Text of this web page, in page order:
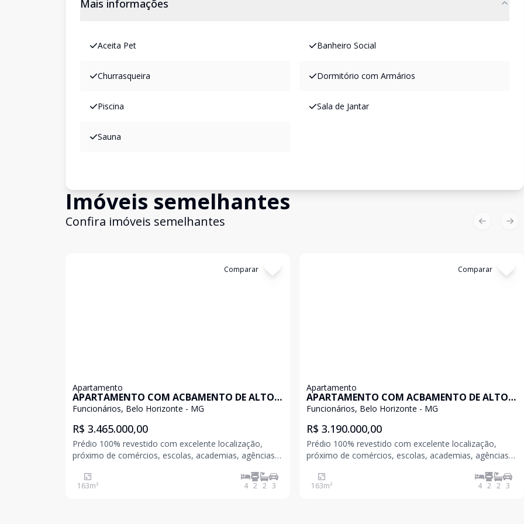
Mais informações
Aceita Pet Banheiro Social
Churrasqueira Dormitório com Armários
Piscina Sala de Jantar
Sauna
Imóveis semelhantes
Confira imóveis semelhantes
Comparar
Apartamento
APARTAMENTO COM ACBAMENTO DE ALTO
LUXO
Funcionários, Belo Horizonte - MG
R$ 3.465.000,00
Prédio 100% revestido com excelente localização,
próximo de comércios, escolas, academias, agências
mais bem localizados de Belo Horizonte, que une o
tradicional e o moderno na mesma medida. O palco
163m² 4 2 2 3
Comparar
Apartamento
APARTAMENTO COM ACBAMENTO DE ALTO
LUXO
Funcionários, Belo Horizonte - MG
R$ 3.190.000,00
Prédio 100% revestido com excelente localização,
próximo de comércios, escolas, academias, agências
mais bem localizados de Belo Horizonte, que une o
tradicional e o moderno na mesma medida. O palco
163m² 4 2 2 3
Previous